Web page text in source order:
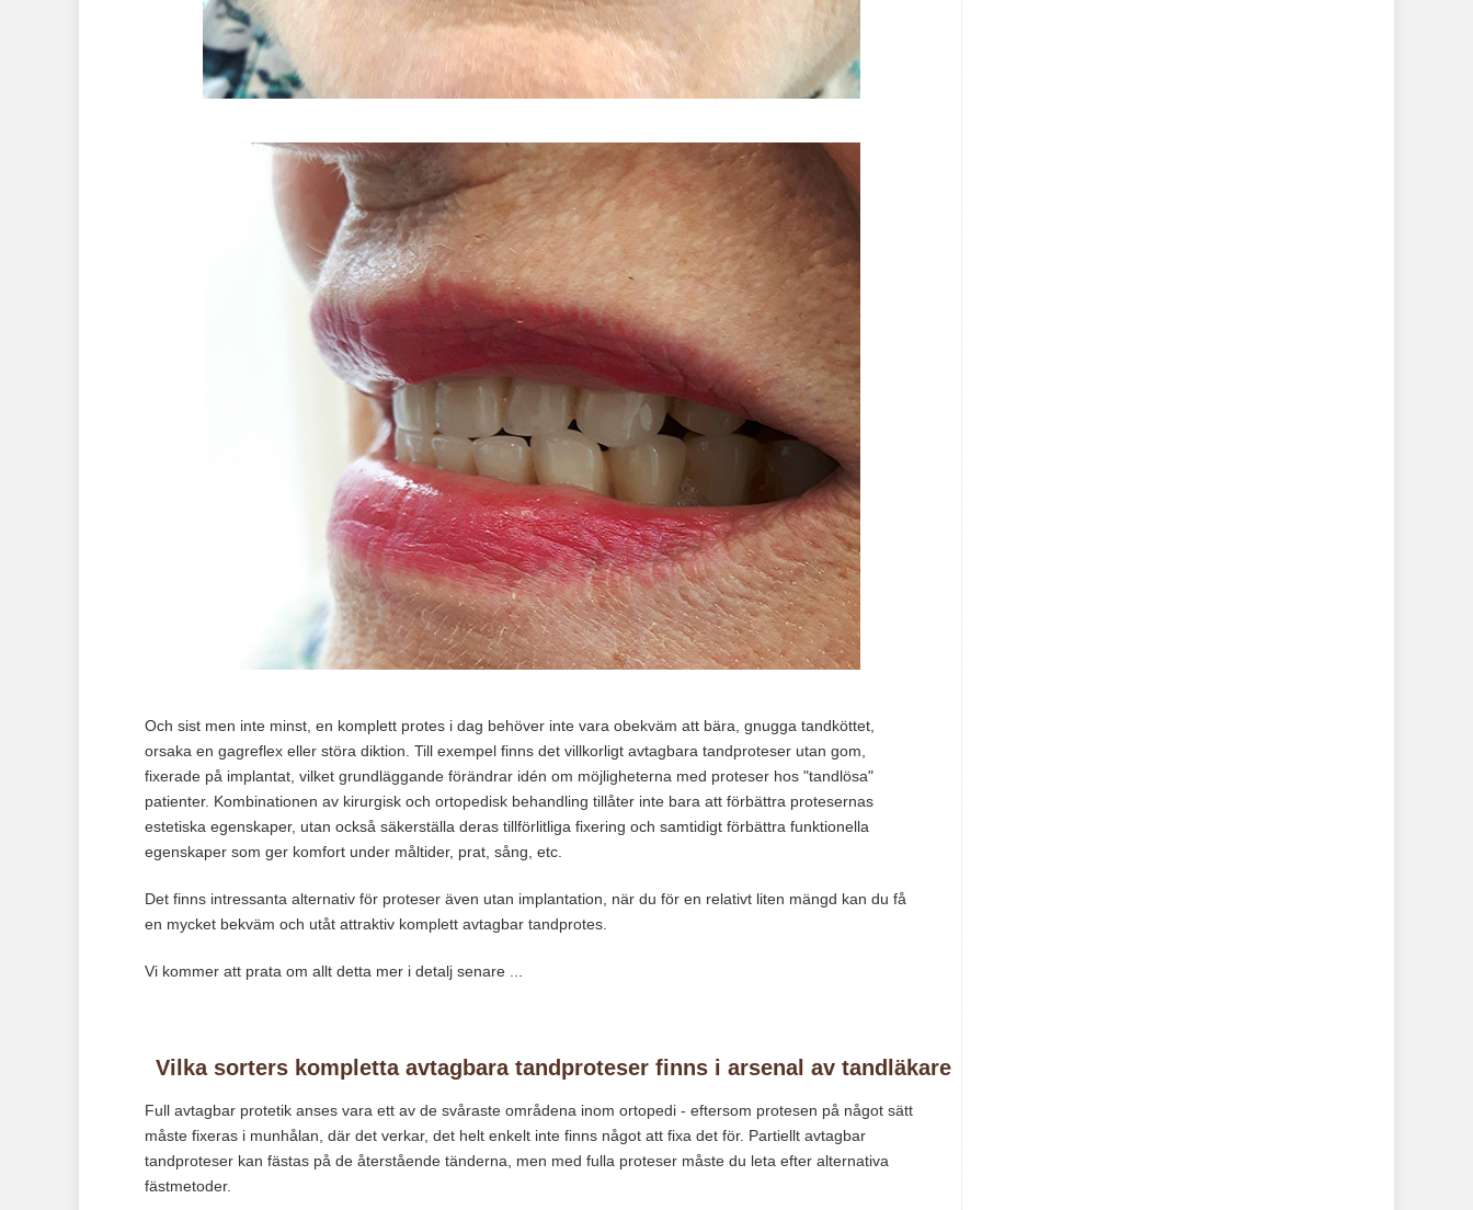
Och sist men inte minst, en komplett protes i dag behöver inte vara obekväm att bära, gnugga tandköttet,
orsaka en gagreflex eller störa diktion. Till exempel finns det villkorligt avtagbara tandproteser utan gom,
fixerade på implantat, vilket grundläggande förändrar idén om möjligheterna med proteser hos "tandlösa"
patienter. Kombinationen av kirurgisk och ortopedisk behandling tillåter inte bara att förbättra protesernas
estetiska egenskaper, utan också säkerställa deras tillförlitliga fixering och samtidigt förbättra funktionella
egenskaper som ger komfort under måltider, prat, sång, etc.
Det finns intressanta alternativ för proteser även utan implantation, när du för en relativt liten mängd kan du få
en mycket bekväm och utåt attraktiv komplett avtagbar tandprotes.
Vi kommer att prata om allt detta mer i detalj senare ...
Vilka sorters kompletta avtagbara tandproteser finns i arsenal av tandläkare
Full avtagbar protetik anses vara ett av de svåraste områdena inom ortopedi - eftersom protesen på något sätt
måste fixeras i munhålan, där det verkar, det helt enkelt inte finns något att fixa det för. Partiellt avtagbar
tandproteser kan fästas på de återstående tänderna, men med fulla proteser måste du leta efter alternativa
fästmetoder.